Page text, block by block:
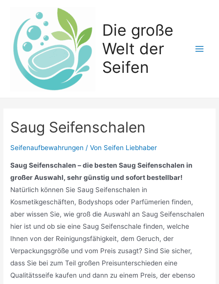
springen
Die große
Welt der
Seifen
Saug Seifenschalen
Seifenaufbewahrungen / Von Seifen Liebhaber
Saug Seifenschalen – die besten Saug Seifenschalen in
großer Auswahl, sehr günstig und sofort bestellbar!
Natürlich können Sie Saug Seifenschalen in
Kosmetikgeschäften, Bodyshops oder Parfümerien finden,
aber wissen Sie, wie groß die Auswahl an Saug Seifenschalen
hier ist und ob sie eine Saug Seifenschale finden, welche
Ihnen von der Reinigungsfähigkeit, dem Geruch, der
Verpackungsgröße und vom Preis zusagt? Sind Sie sicher,
dass Sie bei zum Teil großen Preisunterschieden eine
Qualitätsseife kaufen und dann zu einem Preis, der ebenso